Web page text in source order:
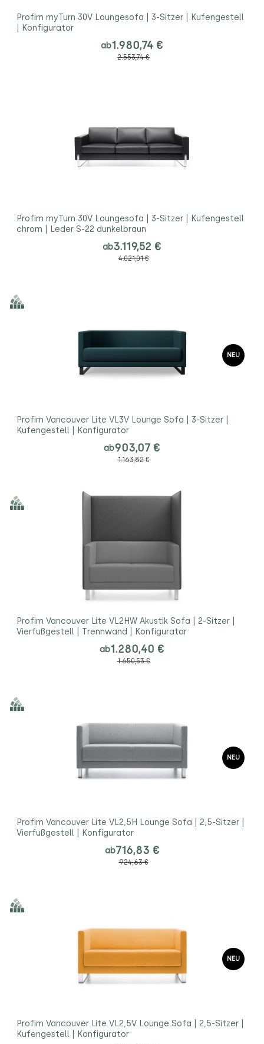
Profim myTurn 30V Loungesofa | 3-Sitzer | Kufengestell
| Konfigurator
ab1.980,74 €
2.553,74 €
Profim myTurn 30V Loungesofa | 3-Sitzer | Kufengestell
chrom | Leder S-22 dunkelbraun
ab3.119,52 €
4.021,01 €
NEU
Profim Vancouver Lite VL3V Lounge Sofa | 3-Sitzer |
Kufengestell | Konfigurator
ab903,07 €
1.163,82 €
Profim Vancouver Lite VL2HW Akustik Sofa | 2-Sitzer |
Vierfußgestell | Trennwand | Konfigurator
ab1.280,40 €
1.650,53 €
NEU
Profim Vancouver Lite VL2,5H Lounge Sofa | 2,5-Sitzer |
Vierfußgestell | Konfigurator
ab716,83 €
924,63 €
NEU
Profim Vancouver Lite VL2,5V Lounge Sofa | 2,5-Sitzer |
Kufengestell | Konfigurator